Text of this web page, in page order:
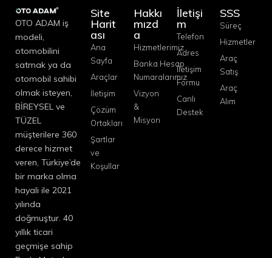
OTO ADAM iş
modeli,
otomobilini
satmak ya da
otomobil sahibi
olmak isteyen,
BİREYSEL ve
TÜZEL
müşterilere 360
derece hizmet
veren, Türkiye’de
bir marka olma
hayali ile 2021
yılında
doğmuştur. 40
yıllık ticari
geçmişe sahip
Site
Harit
ası
Ana
Sayfa
Araçlar
İletişim
Çözüm
Ortakları
Şartlar
ve
Koşullar
Hakkı
mızd
a
Hizmetlerimiz
Banka Hesap
Numaralarımız
Vizyon
&
Misyon
İletişi
m
Telefon
Adres
İletişim
Formu
Canlı
Destek
SSS
Süreç
Hizmetler
Araç
Satış
Araç
Alım